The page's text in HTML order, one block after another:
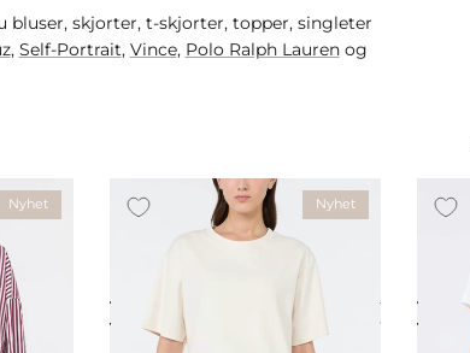
skjorter, t‑skjorter, topper, singleter
, Self‑Portrait, Vince, Polo Ralph Laurenog
Nyhet Nyhet